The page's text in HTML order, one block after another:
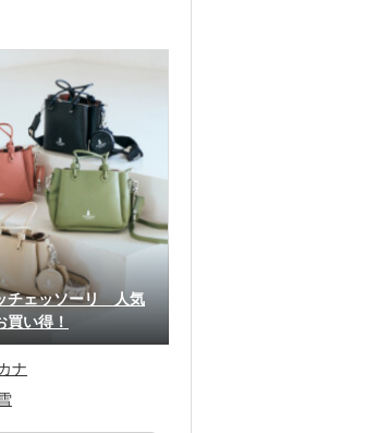
チェッソーリ 人気
買い得！
ナ